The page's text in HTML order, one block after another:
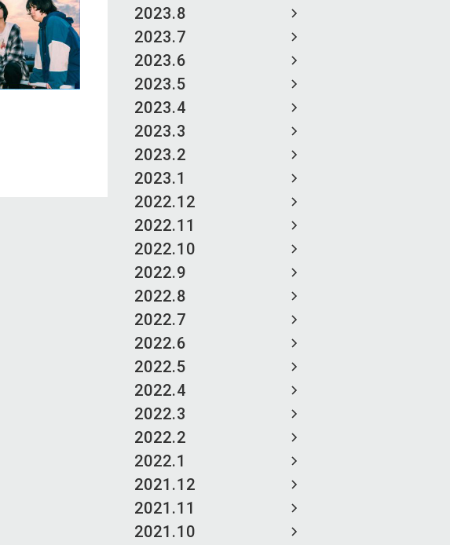
2023.8
2023.7
2023.6
2023.5
2023.4
2023.3
2023.2
2023.1
2022.12
2022.11
2022.10
2022.9
2022.8
2022.7
2022.6
2022.5
2022.4
2022.3
2022.2
2022.1
2021.12
2021.11
2021.10